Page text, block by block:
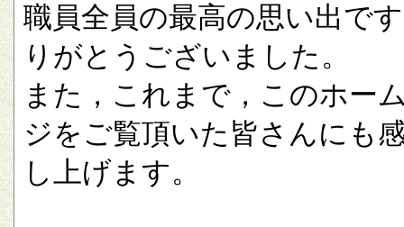
職員全員の最高の思い出で
りがとうございました。
また，これまで，このホー
ジをご覧頂いた皆さんにも
し上げます。